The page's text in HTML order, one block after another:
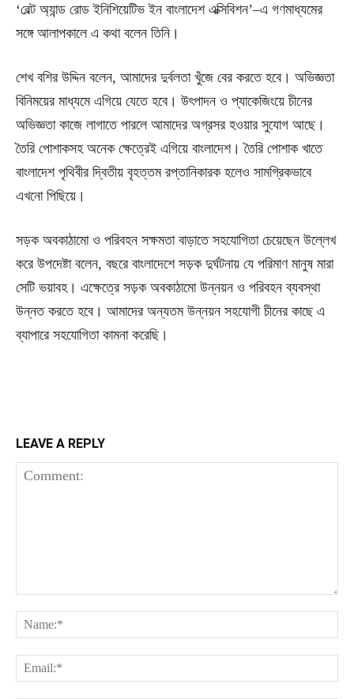
‘বেল্ট অ্যান্ড রোড ইনিশিয়েটিভ ইন বাংলাদেশ এক্সিবিশন’–এ গণমাধ্যমের
সঙ্গে আলাপকালে এ কথা বলেন তিনি।
শেখ বশির উদ্দিন বলেন, আমাদের দুর্বলতা খুঁজে বের করতে হবে। অভিজ্ঞতা
বিনিময়ের মাধ্যমে এগিয়ে যেতে হবে। উৎপাদন ও প্যাকেজিংয়ে চীনের
অভিজ্ঞতা কাজে লাগাতে পারলে আমাদের অগ্রসর হওয়ার সুযোগ আছে।
তৈরি পোশাকসহ অনেক ক্ষেত্রেই এগিয়ে বাংলাদেশ। তৈরি পোশাক খাতে
বাংলাদেশ পৃথিবীর দ্বিতীয় বৃহত্তম রপ্তানিকারক হলেও সামগ্রিকভাবে
এখনো পিছিয়ে।
সড়ক অবকাঠামো ও পরিবহন সক্ষমতা বাড়াতে সহযোগিতা চেয়েছেন উল্লেখ
করে উপদেষ্টা বলেন, বছরে বাংলাদেশে সড়ক দুর্ঘটনায় যে পরিমাণ মানুষ মারা
সেটি ভয়াবহ। এক্ষেত্রে সড়ক অবকাঠামো উন্নয়ন ও পরিবহন ব্যবস্থা
উন্নত করতে হবে। আমাদের অন্যতম উন্নয়ন সহযোগী চীনের কাছে এ
ব্যাপারে সহযোগিতা কামনা করেছি।
LEAVE A REPLY